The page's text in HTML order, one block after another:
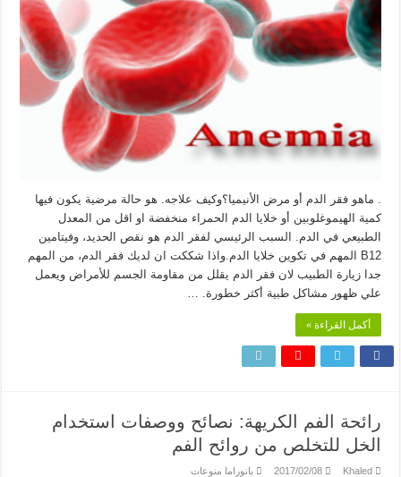
. ماهو فقر الدم أو مرض الأنيميا؟وكيف علاجه. هو حالة مرضية يكون فيها
كمية الهيموغلوبين أو خلايا الدم الحمراء منخفضة او اقل من المعدل
الطبيعي في الدم. السبب الرئيسي لفقر الدم هو نقص الحديد، وفيتامين
B12 المهم في تكوين خلايا الدم.واذا شككت ان لديك فقر الدم، من المهم
جدا زيارة الطبيب لان فقر الدم يقلل من مقاومة الجسم للأمراض ويعمل
علي ظهور مشاكل طبية أكثر خطورة. …
أكمل القراءة »
رائحة الفم الكريهة: نصائح ووصفات استخدام
الخل للتخلص من روائح الفم
Khaled
2017/02/08 بانوراما منوعات